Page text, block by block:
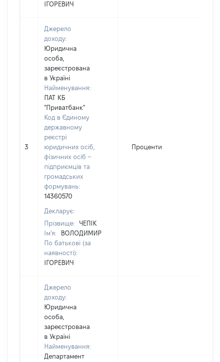
ІГОРЕВИЧ
3
Джерело
доходу:
Юридична
особа,
зареєстрована
в Україні
Найменування:
ПАТ КБ
"Приватбанк"
Код в Єдиному
державному
реєстрі
юридичних осіб,
фізичних осіб –
підприємців та
громадських
формувань:
14360570
Декларує:
Прізвище:
ЧЕПІК
Ім'я:
ВОЛОДИМИР
По батькові (за
наявності):
ІГОРЕВИЧ
Проценти
Джерело
доходу:
Юридична
особа,
зареєстрована
в Україні
Найменування:
Департамент